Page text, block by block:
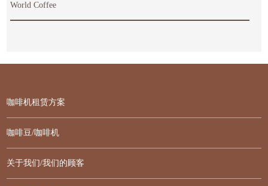
World Coffee
咖啡机租赁方案
咖啡豆/咖啡机
关于我们/我们的顾客